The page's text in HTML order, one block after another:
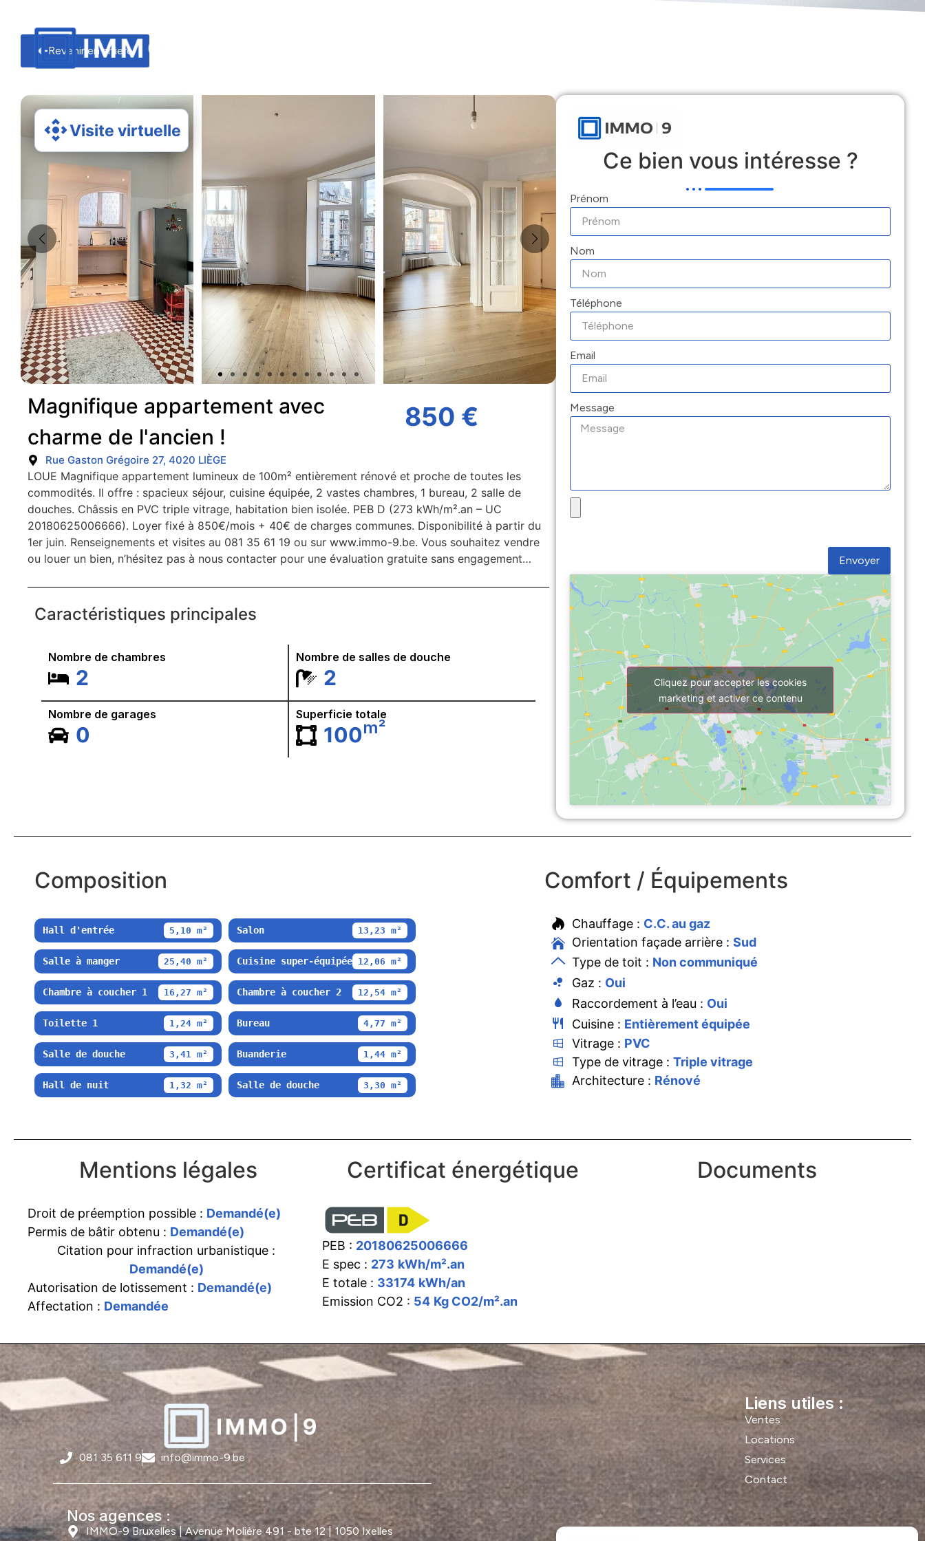
Revenir en arriere
Visite virtuelle
Magnifique appartement avec
charme de l'ancien !
Rue Gaston Grégoire 27, 4020 LIÈGE
850 €
LOUE Magnifique appartement lumineux de 100m² entièrement rénové et proche de toutes les
commodités. Il offre : spacieux séjour, cuisine équipée, 2 vastes chambres, 1 bureau, 2 salle de
douches. Châssis en PVC triple vitrage, habitation bien isolée. PEB D (273 kWh/m².an – UC
20180625006666). Loyer fixé à 850€/mois + 40€ de charges communes. Disponibilité à partir du
1er juin. Renseignements et visites au 081 35 61 19 ou sur www.immo-9.be. Vous souhaitez vendre
ou louer un bien, n’hésitez pas à nous contacter pour une évaluation gratuite sans engagement…
Caractéristiques principales
Nombre de chambres
2
Nombre de salles de douche
2
Nombre de garages
0
Superficie totale
100m²
Ce bien vous intéresse ?
Prénom
Nom
Téléphone
Email
Message
Envoyer
Cliquez pour accepter les cookies
marketing et activer ce contenu
Composition
Hall d'entrée 5,10 m² Salon 13,23 m²
Salle à manger 25,40 m² Cuisine super-équipée 12,06 m²
Chambre à coucher 1 16,27 m² Chambre à coucher 2 12,54 m²
Toilette 1 1,24 m² Bureau 4,77 m²
Salle de douche 3,41 m² Buanderie 1,44 m²
Hall de nuit 1,32 m² Salle de douche 3,30 m²
Comfort / Équipements
Chauffage : C.C. au gaz
Orientation façade arrière : Sud
Type de toit : Non communiqué
Gaz : Oui
Raccordement à l’eau : Oui
Cuisine : Entièrement équipée
Vitrage : PVC
Type de vitrage : Triple vitrage
Architecture : Rénové
Mentions légales
Droit de préemption possible : Demandé(e)
Permis de bâtir obtenu : Demandé(e)
Citation pour infraction urbanistique :
Demandé(e)
Autorisation de lotissement : Demandé(e)
Affectation : Demandée
Certificat énergétique
PEB : 20180625006666
E spec : 273 kWh/m².an
E totale : 33174 kWh/an
Emission CO2 : 54 Kg CO2/m².an
Documents
081 35 611 9 info@immo-9.be
Nos agences :
IMMO-9 Bruxelles | Avenue Molière 491 - bte 12 | 1050 Ixelles
Liens utiles :
Ventes
Locations
Services
Contact